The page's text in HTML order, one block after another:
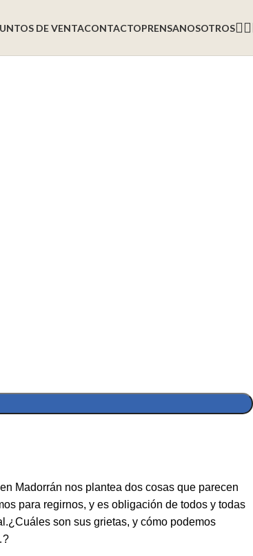
DE VENTACONTACTOPRENSANOSOTROS
Madorrán nos plantea dos cosas que parecen
para regirnos, y es obligación de todos y todas
son sus grietas, y cómo podemos